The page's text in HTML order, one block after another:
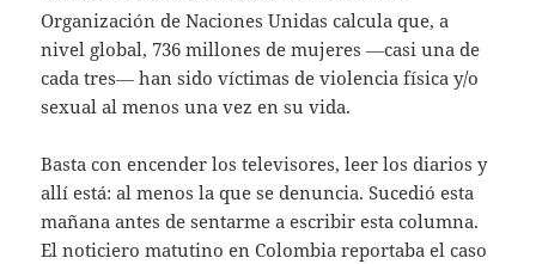
Organización de Naciones Unidas calcula que, a
nivel global, 736 millones de mujeres ―casi una de
cada tres― han sido víctimas de violencia física y/o
sexual al menos una vez en su vida.
Basta con encender los televisores, leer los diarios y
allí está: al menos la que se denuncia. Sucedió esta
mañana antes de sentarme a escribir esta columna.
El noticiero matutino en Colombia reportaba el caso